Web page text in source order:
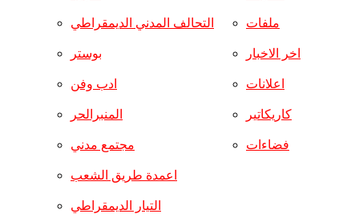
التحالف المدني الديمقراطي
بوستر
ادب وفن
المنبرالحر
مجتمع مدني
ملفات
اخر الاخبار
اعلانات
كاريكاتير
فضاءات
اعمدة طريق الشعب
التيار الديمقراطي